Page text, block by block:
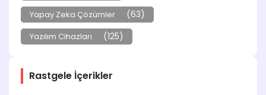
Yapay Zeka Çözümler (63)
Yazılım Cihazları (125)
Rastgele İçerikler